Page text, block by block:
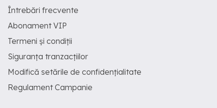
Întrebări frecvente
Abonament VIP
Termeni și condiții
Siguranța tranzacțiilor
Modifică setările de confidențialitate
Regulament Campanie